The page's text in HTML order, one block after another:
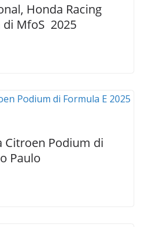
Honda Racing
di MfoS 2025
Citroen Podium di
Paulo